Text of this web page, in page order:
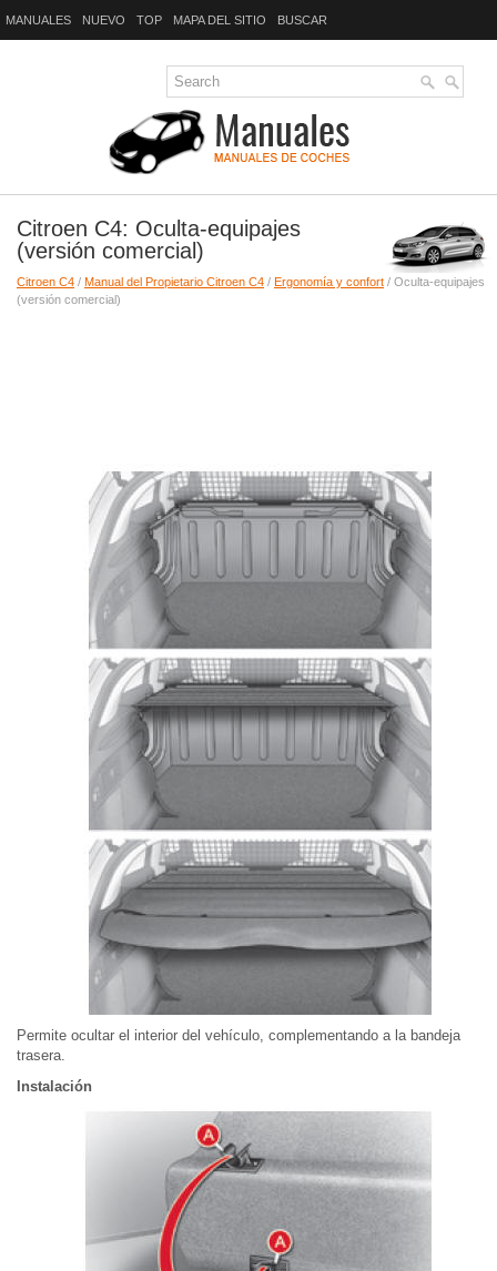
MANUALES NUEVO TOP MAPA DEL SITIO BUSCAR
Citroen C4: Oculta-equipajes
(versión comercial)
Citroen C4 / Manual del Propietario Citroen C4 / Ergonomía y confort / Oculta-equipajes
(versión comercial)
Permite ocultar el interior del vehículo, complementando a la bandeja
trasera.
Instalación